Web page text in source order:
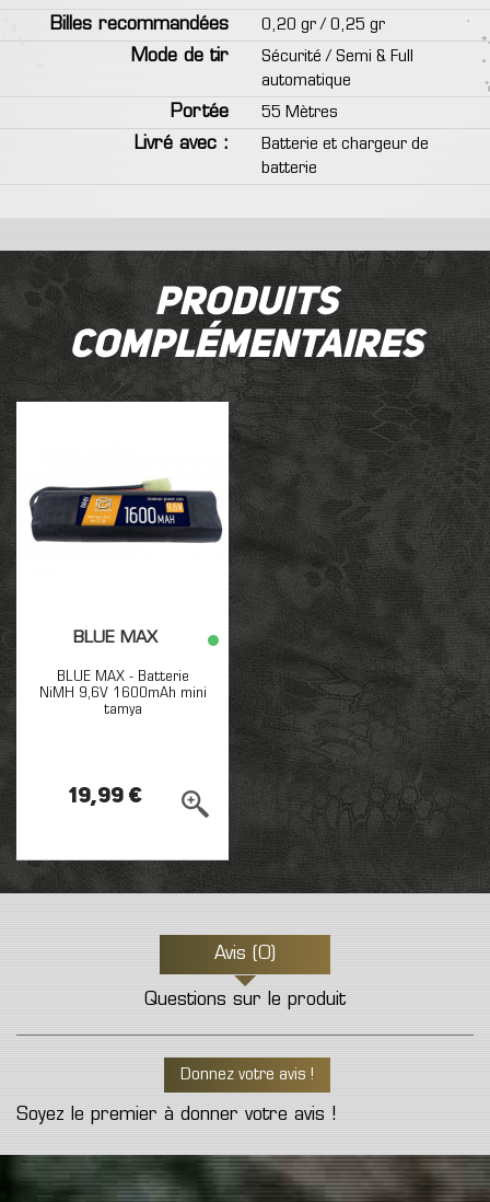
Billes recommandées
0,20 gr / 0,25 gr
Mode de tir
Sécurité / Semi & Full
automatique
Portée
55 Mètres
Livré avec :
Batterie et chargeur de
batterie
Produits
complémentaires
BLUE MAX
BLUE MAX - Batterie
NiMH 9,6V 1600mAh mini
tamya
19,99 €
Avis (0)
Questions sur le produit
Donnez votre avis !
Soyez le premier à donner votre avis !